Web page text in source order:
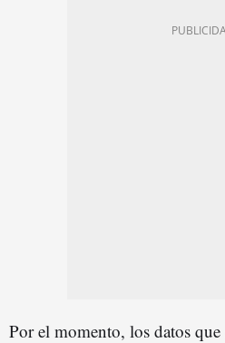
Por el momento, los datos que